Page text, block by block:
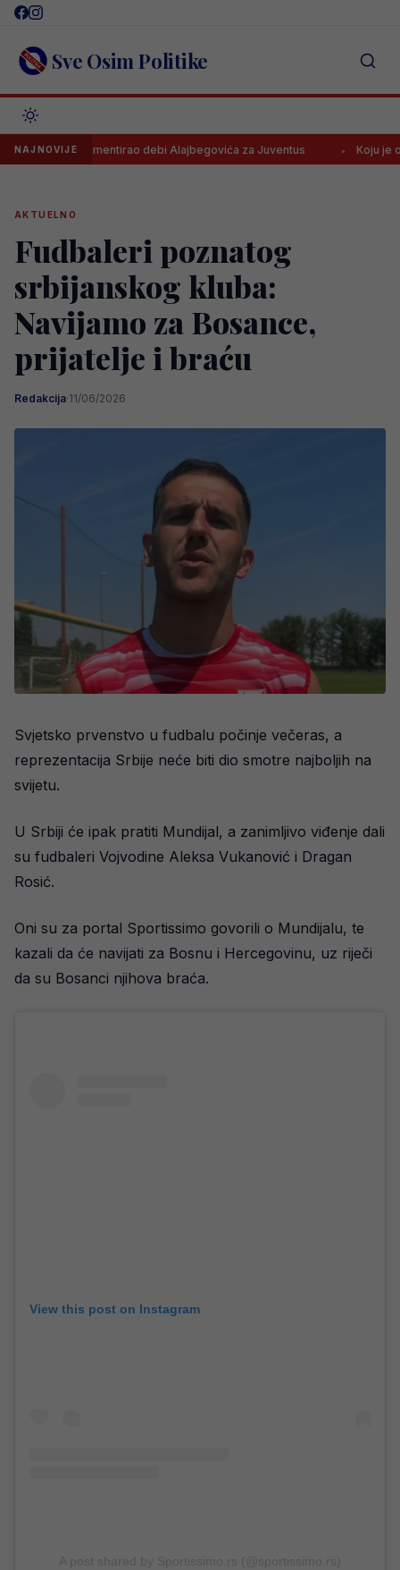
Skip
content Sve Osim Politike
NAJNOVIJE
komentirao debi Alajbegovića za Juventus Koju je ocjenu
AKTUELNO
Fudbaleri poznatog
srbijanskog kluba:
Navijamo za Bosance,
prijatelje i braću
Redakcija·11/06/2026
Svjetsko prvenstvo u fudbalu počinje večeras, a
reprezentacija Srbije neće biti dio smotre najboljih na
svijetu.
U Srbiji će ipak pratiti Mundijal, a zanimljivo viđenje dali
su fudbaleri Vojvodine Aleksa Vukanović i Dragan
Rosić.
Oni su za portal Sportissimo govorili o Mundijalu, te
kazali da će navijati za Bosnu i Hercegovinu, uz riječi
da su Bosanci njihova braća.
View this post on Instagram